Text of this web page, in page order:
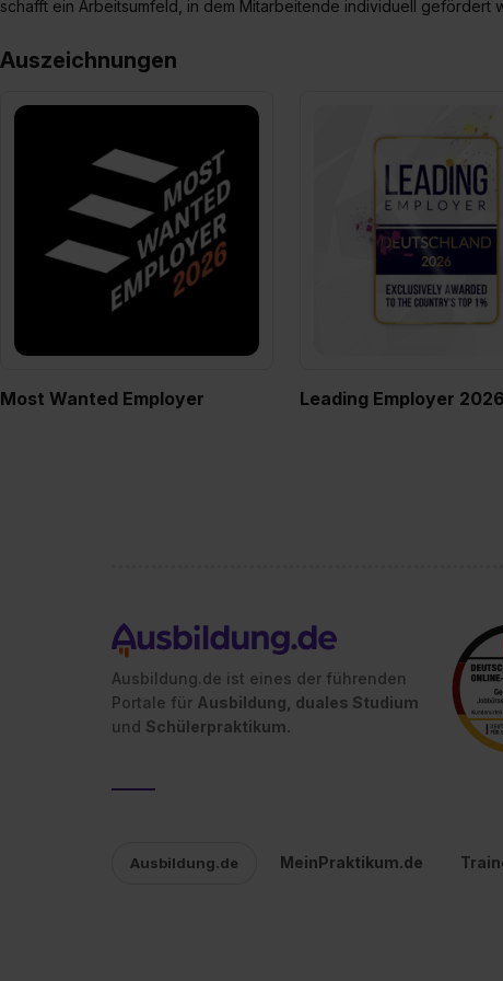
„Datenschutz-Einstellungen“
schafft ein Arbeitsumfeld, in dem Mitarbeitende individuell gefördert
Auszeichnungen
Most Wanted Employer Leading Employer 2026
Ausbildung.de ist eines der führenden
Portale für Ausbildung, duales Studium
und Schülerpraktikum.
Ausbildung.de MeinPraktikum.de